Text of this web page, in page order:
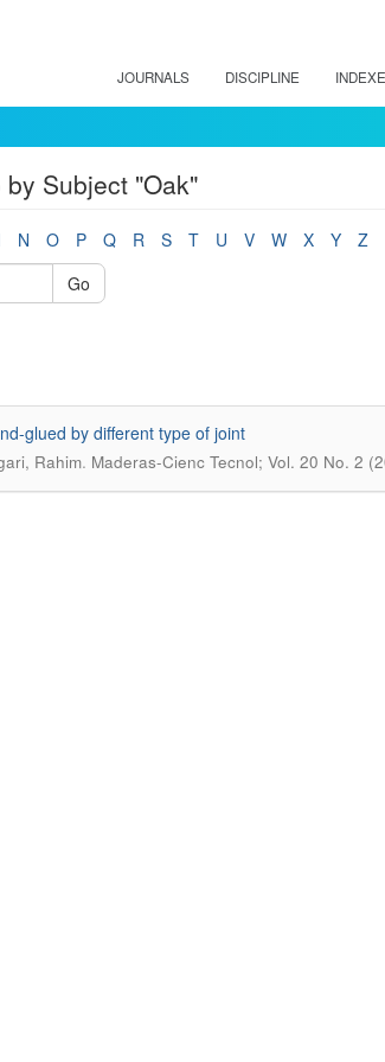
JOURNALS DISCIPLINE
Subject "Oak"
N O P Q R S T U V W X Y
Z
Go
glued by different type of joint
Rahim. Maderas-Cienc Tecnol; Vol. 20 No. 2